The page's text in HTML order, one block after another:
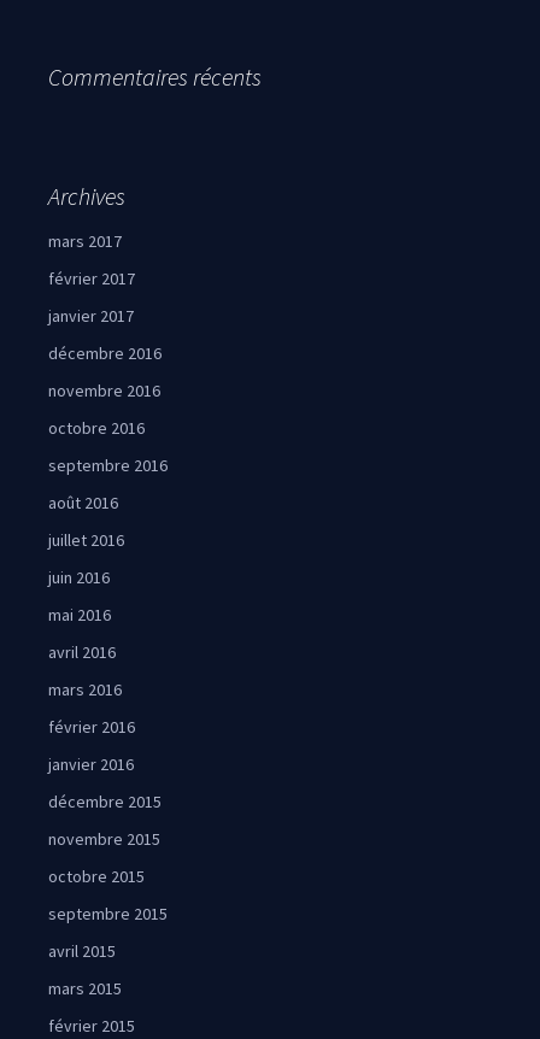
Commentaires récents
Archives
mars 2017
février 2017
janvier 2017
décembre 2016
novembre 2016
octobre 2016
septembre 2016
août 2016
juillet 2016
juin 2016
mai 2016
avril 2016
mars 2016
février 2016
janvier 2016
décembre 2015
novembre 2015
octobre 2015
septembre 2015
avril 2015
mars 2015
février 2015